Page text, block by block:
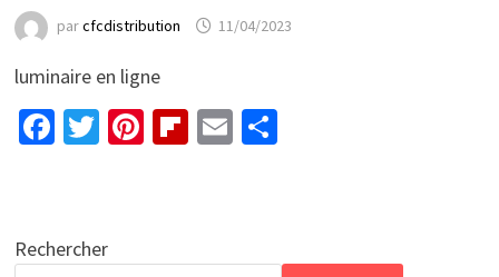
parcfcdistribution 11/04/2023
luminaire en ligne
Facebook
Twitter
Pinterest
Flipboard
EmailPartager
Rechercher